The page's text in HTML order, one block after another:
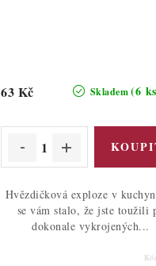
Skladem (6
63 Kč
Hvězdičková exploze v
se vám stalo, že jste toužili
dokonale vykrojených...